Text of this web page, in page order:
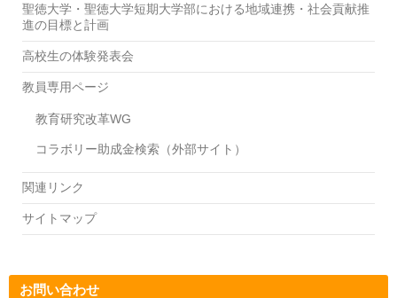
聖徳大学・聖徳大学短期大学部における地域連携・社会貢献推
進の目標と計画
高校生の体験発表会
教員専用ページ
教育研究改革WG
コラボリー助成金検索（外部サイト）
関連リンク
サイトマップ
お問い合わせ